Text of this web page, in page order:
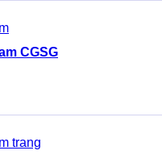
CGSG